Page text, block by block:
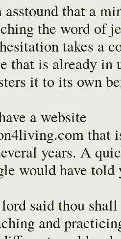
asstound that a
the word of
takes a
that is already in
it to its own
a website
that
years. A
would have told
said thou
and